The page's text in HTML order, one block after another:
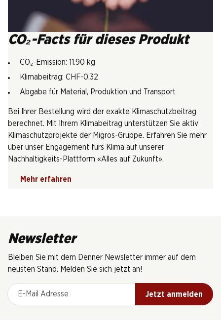
CO₂-Facts für dieses Produkt
CO₂-Emission: 11.90 kg
Klimabeitrag: CHF-0.32
Abgabe für Material, Produktion und Transport
Bei Ihrer Bestellung wird der exakte Klimaschutzbeitrag
berechnet. Mit Ihrem Klimabeitrag unterstützen Sie aktiv
Klimaschutzprojekte der Migros-Gruppe. Erfahren Sie mehr
über unser Engagement fürs Klima auf unserer
Nachhaltigkeits-Plattform «Alles auf Zukunft».
Mehr erfahren
Newsletter
Bleiben Sie mit dem Denner Newsletter immer auf dem
neusten Stand. Melden Sie sich jetzt an!
E-Mail Adresse
Jetzt anmelden